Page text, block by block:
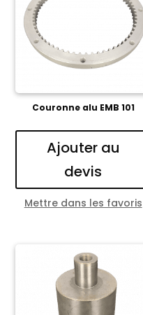
Couronne alu EMB 101
Ajouter au
devis
Mettre dans les favoris